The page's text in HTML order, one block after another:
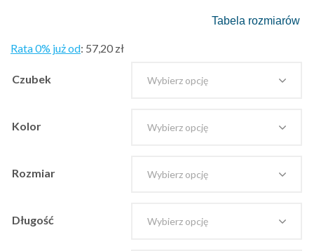
Tabela rozmiarów
Rata 0% już od: 57,20 zł
Czubek
Kolor
Rozmiar
Długość